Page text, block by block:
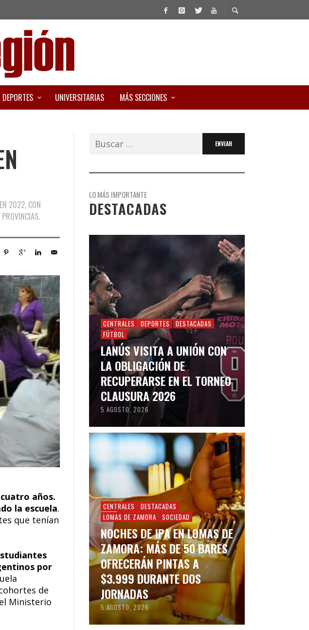
DEPORTES UNIVERSITARIAS MÁS SECCIONES
2022, CON
años.
la escuela.
que tenían
por
de
Ministerio
Buscar:
LO MÁS IMPORTANTE
DESTACADAS
CENTRALES DEPORTES
DESTACADAS
FÚTBOL
LANÚS VISITA A UNIÓN CON
LA OBLIGACIÓN DE
RECUPERARSE EN EL TORNEO
CLAUSURA 2026
5 AGOSTO, 2026
CENTRALES
DESTACADAS
LOMAS DE ZAMORA
SOCIEDAD
NOCHES DE IPA EN LOMAS DE
ZAMORA: MÁS DE 50 BARES
OFRECERÁN PINTAS A
$3.999 DURANTE DOS
JORNADAS
5 AGOSTO, 2026